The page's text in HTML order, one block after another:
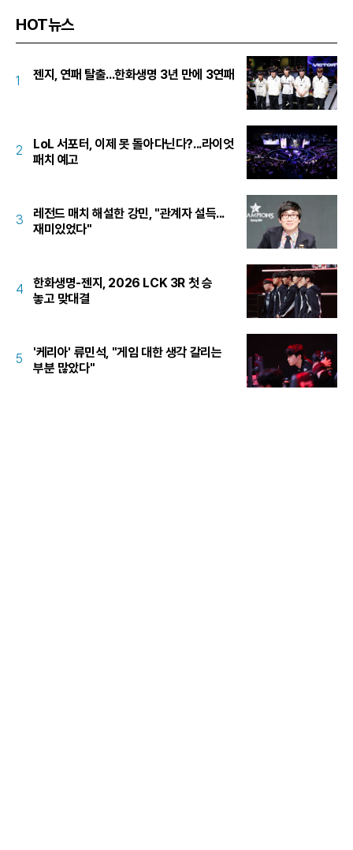
HOT뉴스
1 젠지, 연패 탈출...한화생명 3년 만에 3연패
2
LoL 서포터, 이제 못 돌아다닌다?...라이엇
패치 예고
3
레전드 매치 해설한 강민, "관계자 설득...
재미있었다"
4
한화생명-젠지, 2026 LCK 3R 첫 승
놓고 맞대결
5
'케리아' 류민석, "게임 대한 생각 갈리는
부분 많았다"